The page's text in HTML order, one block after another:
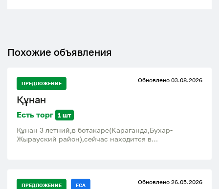
Похожие объявления
ПРЕДЛОЖЕНИЕ Обновлено 03.08.2026
Құнан
Есть торг 1 шт
Құнан 3 летний,в ботакаре(Караганда,Бухар-
Жырауский район),сейчас находится в
ПРЕДЛОЖЕНИЕ FCA Обновлено 26.05.2026